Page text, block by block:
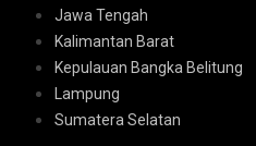
Jawa Tengah
Kalimantan Barat
Kepulauan Bangka Belitung
Lampung
Sumatera Selatan